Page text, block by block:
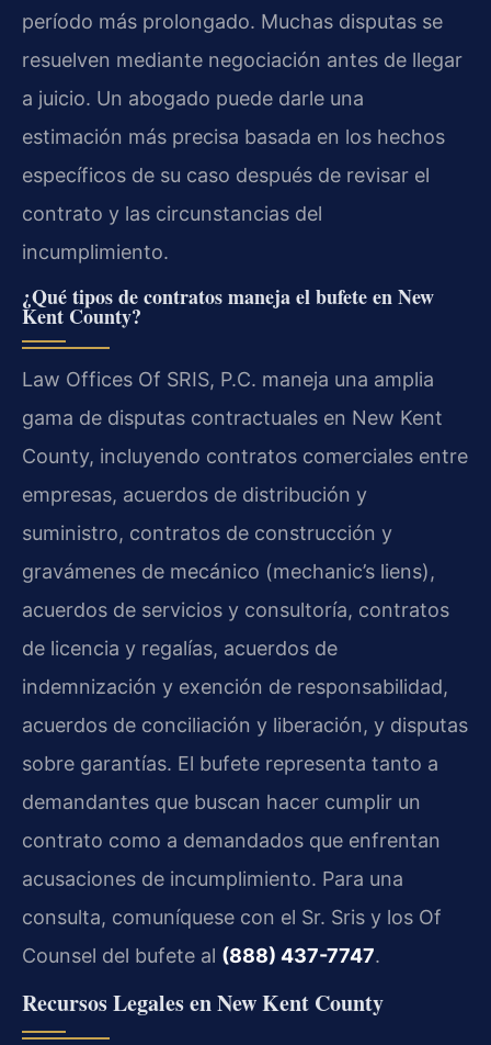
período más prolongado. Muchas disputas se
resuelven mediante negociación antes de llegar
a juicio. Un abogado puede darle una
estimación más precisa basada en los hechos
específicos de su caso después de revisar el
contrato y las circunstancias del
incumplimiento.
¿Qué tipos de contratos maneja el bufete en New
Kent County?
Law Offices Of SRIS, P.C. maneja una amplia
gama de disputas contractuales en New Kent
County, incluyendo contratos comerciales entre
empresas, acuerdos de distribución y
suministro, contratos de construcción y
gravámenes de mecánico (mechanic’s liens),
acuerdos de servicios y consultoría, contratos
de licencia y regalías, acuerdos de
indemnización y exención de responsabilidad,
acuerdos de conciliación y liberación, y disputas
sobre garantías. El bufete representa tanto a
demandantes que buscan hacer cumplir un
contrato como a demandados que enfrentan
acusaciones de incumplimiento. Para una
consulta, comuníquese con el Sr. Sris y los Of
Counsel del bufete al (888) 437-7747.
Recursos Legales en New Kent County